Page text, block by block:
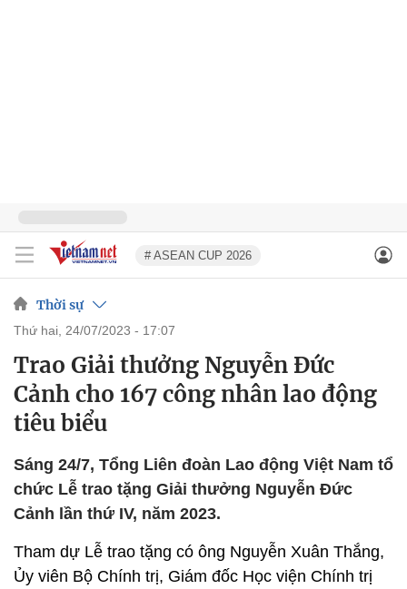
# ASEAN CUP 2026
Thời sự
thứ hai, 24/07/2023 - 17:07
Trao Giải thưởng Nguyễn Đức
Cảnh cho 167 công nhân lao động
tiêu biểu
Sáng 24/7, Tổng Liên đoàn Lao động Việt Nam tổ
chức Lễ trao tặng Giải thưởng Nguyễn Đức
Cảnh lần thứ IV, năm 2023.
Tham dự Lễ trao tặng có ông Nguyễn Xuân Thắng,
Ủy viên Bộ Chính trị, Giám đốc Học viện Chính trị